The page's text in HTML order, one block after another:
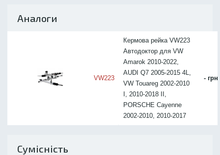
Аналоги
VW223
Кермова рейка VW223
Автодоктор для VW
Amarok 2010-2022,
AUDI Q7 2005-2015 4L,
VW Touareg 2002-2010
I, 2010-2018 II,
PORSCHE Cayenne
2002-2010, 2010-2017
- грн
Сумісність